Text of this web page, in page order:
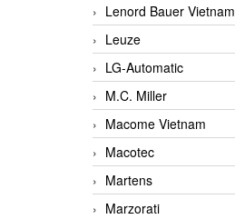
Lenord Bauer Vietnam
Leuze
LG-Automatic
M.C. Miller
Macome Vietnam
Macotec
Martens
Marzorati